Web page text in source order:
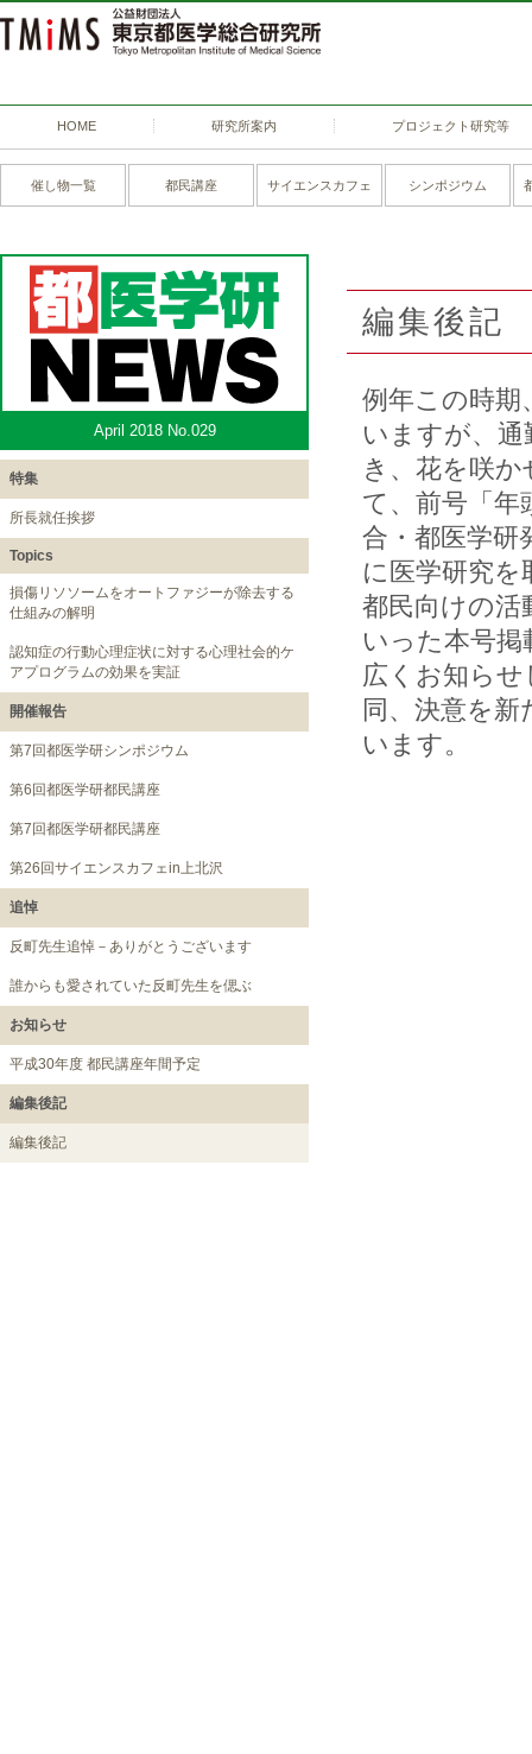
HOME 研究所案内 プロジェクト研究等
催し物一覧 都民講座 サイエンスカフェ シンポジウム
April 2018 No.029
特集
所長就任挨拶
Topics
損傷リソソームをオートファジーが除去する
仕組みの解明
認知症の行動心理症状に対する心理社会的ケ
アプログラムの効果を実証
開催報告
第7回都医学研シンポジウム
第6回都医学研都民講座
第7回都医学研都民講座
第26回サイエンスカフェin上北沢
追悼
反町先生追悼－ありがとうございます
誰からも愛されていた反町先生を偲ぶ
お知らせ
平成30年度 都民講座年間予定
編集後記
編集後記
編集後記
例年この時期
いますが、
き、花を咲
て、前号「年
合・都医学研
に医学研究
都民向けの
いった本号
広くお知ら
同、決意を
います。